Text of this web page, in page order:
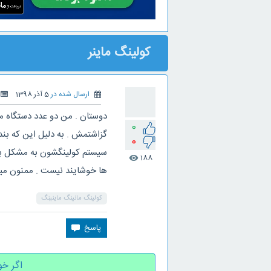
کولینگ ماینر
0
0
188
visibility
ارسال شده در5 آذر 1398
دوستان . من دو عدد دستگاه
گزاشتمش . به دلیل این که
سیستم کولینگشون به مشکل
ها خوشایند نیست . ممنون
کولینگ مانینگ ماینینگ
اگر